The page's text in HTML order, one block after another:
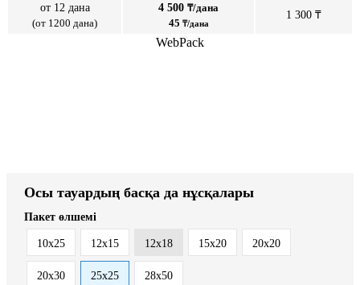
от 12 дана
(от 1200 дана)
4 500 ₸/дана
45 ₸/дана
1 300 ₸
WebPack
Осы тауардың басқа да нұсқалары
Пакет өлшемі
10x25 12x15 12x18 15x20 20x20
20x30 25х25 28x50